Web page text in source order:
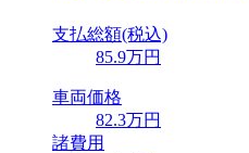
支払総額(税込)
85.9万円
車両価格
82.3万円
諸費用